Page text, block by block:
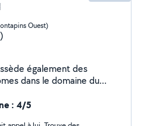
Ouest)
également des
dans le domaine du
ainsi que l'entretien et
de massifs, tonte,
: 4/5